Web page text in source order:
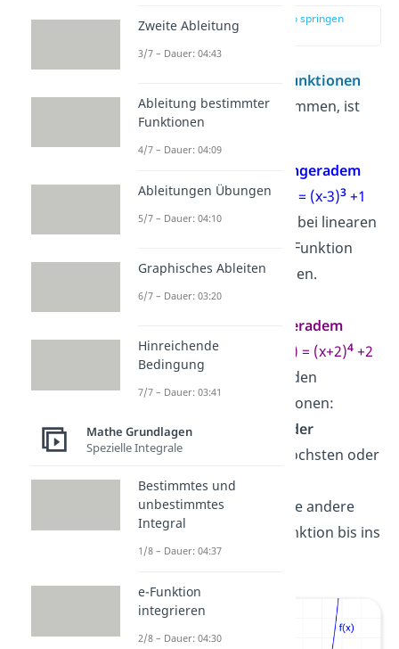
zur Stelle im Video springen
(02:52)
Funktionen
höheren Gradeszu bestimmen, ist
gar nicht schwer!
ungeradem
Exponenten, z. B.f(x) = (x-3)3 +1
gilt immer
. Wie bei linearen
Funktionen kann die Funktion
jeden y-Wert annehmen.
geradem
Exponenten
g(x) = (x+2)4+2
gehst du vor wie bei den
quadratischen Funktionen:
Ermittle den
Hoch- oder
Tiefpunkt
, um den höchsten oder
niedrigsten y-Wert
herauszufinden. In die andere
Richtung geht die Funktion bis ins
Unendliche
Zweite Ableitung
3/7 – Dauer: 04:43
Ableitung bestimmter
Funktionen
4/7 – Dauer: 04:09
Ableitungen Übungen
5/7 – Dauer: 04:10
Graphisches Ableiten
6/7 – Dauer: 03:20
Hinreichende
Bedingung
7/7 – Dauer: 03:41
Mathe Grundlagen
Spezielle Integrale
Bestimmtes und
unbestimmtes
Integral
1/8 – Dauer: 04:37
e-Funktion
integrieren
2/8 – Dauer: 04:30